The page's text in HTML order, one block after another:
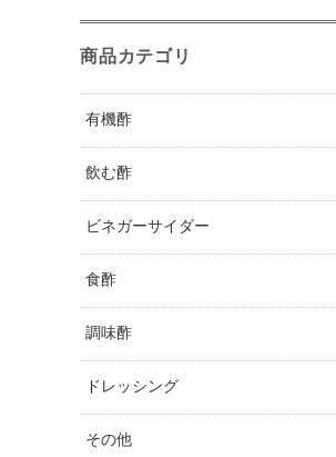
商品カテゴリ
有機酢
飲む酢
ビネガーサイダー
食酢
調味酢
ドレッシング
その他